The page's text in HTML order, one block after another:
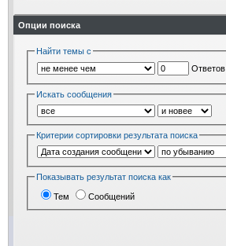
Опции поиска
Найти темы с
Ответов
Искать сообщения
Критерии сортировки результата поиска
Показывать результат поиска как
Тем Сообщений